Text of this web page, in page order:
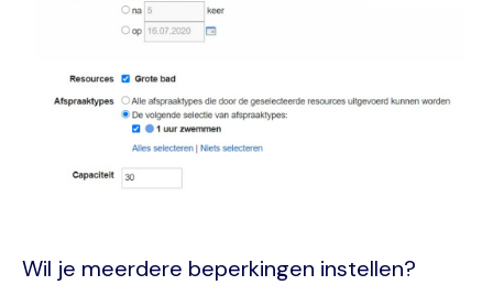
Wil je meerdere beperkingen instellen?